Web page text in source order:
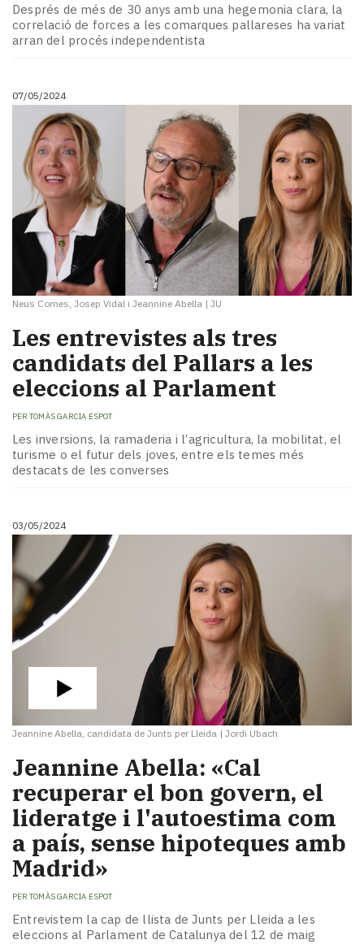
Després de més de 30 anys amb una hegemonia clara, la
correlació de forces a les comarques pallareses ha variat
arran del procés independentista
07/05/2024
Neus Comes, Josep Vidal i Jeannine Abella | JU
Les entrevistes als tres
candidats del Pallars a les
eleccions al Parlament
PER TOMÀS GARCIA ESPOT
Les inversions, la ramaderia i l’agricultura, la mobilitat, el
turisme o el futur dels joves, entre els temes més
destacats de les converses
03/05/2024
Jeannine Abella, candidata de Junts per Lleida | Jordi Ubach
Jeannine Abella: «Cal
recuperar el bon govern, el
lideratge i l'autoestima com
a país, sense hipoteques amb
Madrid»
PER TOMÀS GARCIA ESPOT
Entrevistem la cap de llista de Junts per Lleida a les
eleccions al Parlament de Catalunya del 12 de maig